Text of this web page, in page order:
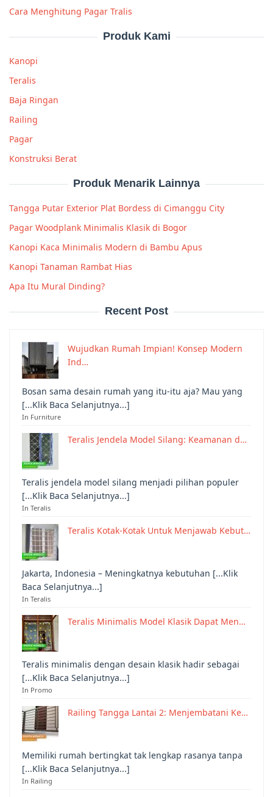
Cara Menghitung Pagar Tralis
Produk Kami
Kanopi
Teralis
Baja Ringan
Railing
Pagar
Konstruksi Berat
Produk Menarik Lainnya
Tangga Putar Exterior Plat Bordess di Cimanggu City
Pagar Woodplank Minimalis Klasik di Bogor
Kanopi Kaca Minimalis Modern di Bambu Apus
Kanopi Tanaman Rambat Hias
Apa Itu Mural Dinding?
Recent Post
Wujudkan Rumah Impian! Konsep Modern
Ind…
Bosan sama desain rumah yang itu-itu aja? Mau yang
[...Klik Baca Selanjutnya...]
In Furniture
Teralis Jendela Model Silang: Keamanan d…
Teralis jendela model silang menjadi pilihan populer
[...Klik Baca Selanjutnya...]
In Teralis
Teralis Kotak-Kotak Untuk Menjawab Kebut…
Jakarta, Indonesia – Meningkatnya kebutuhan [...Klik
Baca Selanjutnya...]
In Teralis
Teralis Minimalis Model Klasik Dapat Men…
Teralis minimalis dengan desain klasik hadir sebagai
[...Klik Baca Selanjutnya...]
In Promo
Railing Tangga Lantai 2: Menjembatani Ke…
Memiliki rumah bertingkat tak lengkap rasanya tanpa
[...Klik Baca Selanjutnya...]
In Railing